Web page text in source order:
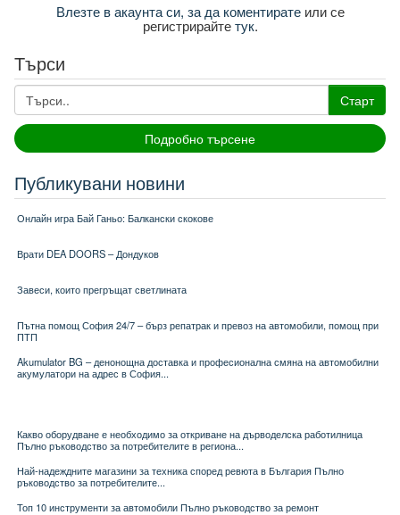
Влезте в акаунта си, за да коментиратеили се
регистрирайтетук.
Търси
Старт
Подробно търсене
Публикувани новини
Онлайн игра Бай Ганьо: Балкански скокове
Врати DEA DOORS – Дондуков
Завеси, които прегръщат светлината
Пътна помощ София 24/7 – бърз репатрак и превоз на автомобили, помощ при
ПТП
Akumulator BG – денонощна доставка и професионална смяна на автомобилни
акумулатори на адрес в София...
Какво оборудване е необходимо за откриване на дърводелска работилница
Пълно ръководство за потребителите в региона...
Най-надеждните магазини за техника според ревюта в България Пълно
ръководство за потребителите...
Топ 10 инструменти за автомобили Пълно ръководство за ремонт